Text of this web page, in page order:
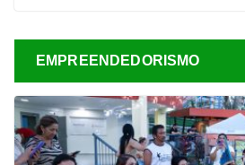
EMPREENDEDORISMO